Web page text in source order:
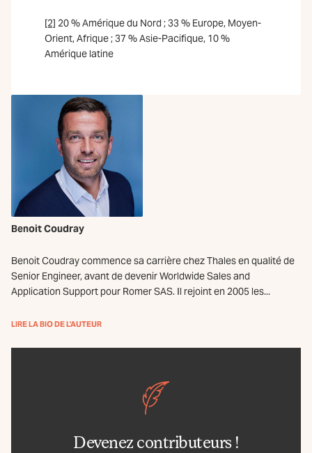
[2] 20 % Amérique du Nord ; 33 % Europe, Moyen-
Orient, Afrique ; 37 % Asie-Pacifique, 10 %
Amérique latine
Benoit Coudray
Benoit Coudray commence sa carrière chez Thales en qualité de
Senior Engineer, avant de devenir Worldwide Sales and
Application Support pour Romer SAS. Il rejoint en 2005 les...
LIRE LA BIO DE L'AUTEUR
Devenez contributeurs !